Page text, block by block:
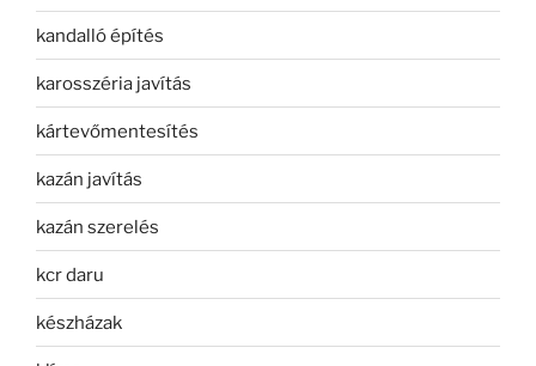
kandalló építés
karosszéria javítás
kártevőmentesítés
kazán javítás
kazán szerelés
kcr daru
készházak